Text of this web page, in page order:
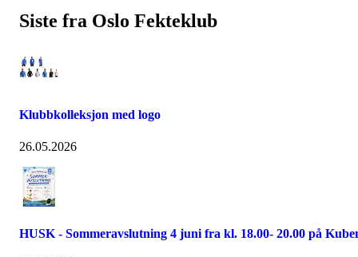
Siste fra Oslo Fekteklub
Klubbkolleksjon med logo
26.05.2026
HUSK - Sommeravslutning 4 juni fra kl. 18.00- 20.00 på